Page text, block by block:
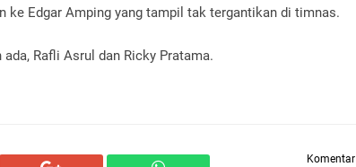
ke Edgar Amping yang tampil tak tergantikan di timnas.
Rafli Asrul dan Ricky Pratama.
Komentar